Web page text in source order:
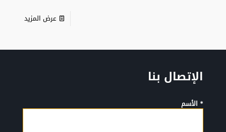
عرض المزيد
الإتصال بنا
* الأسم